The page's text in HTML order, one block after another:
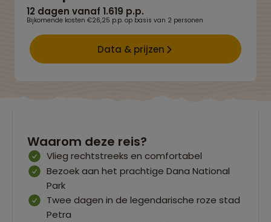
12 dagen vanaf 1.619 p.p.
Bijkomende kosten €26,25 p.p. op basis van 2 personen
Data & prijzen
Waarom deze reis?
Vlieg rechtstreeks en comfortabel
Bezoek aan het prachtige Dana National
Park
Twee dagen in de legendarische roze stad
Petra